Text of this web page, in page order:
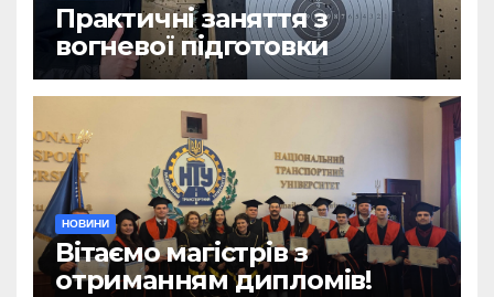
Практичні заняття з
вогневої підготовки
НОВИНИ
Вітаємо магістрів з
отриманням дипломів!